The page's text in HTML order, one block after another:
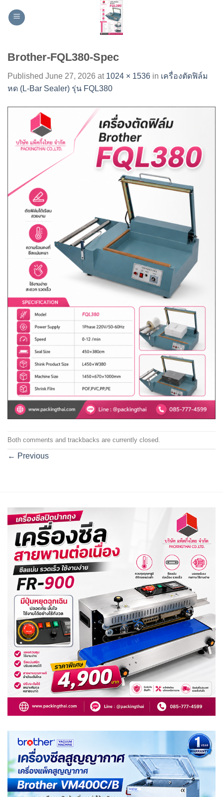
Brother-FQL380-Spec
Published June 27, 2026 at 1024 × 1536 in เครื่องตัดฟิล์ม
หด (L-Bar Sealer) รุ่น FQL380
Both comments and trackbacks are currently closed.
← Previous